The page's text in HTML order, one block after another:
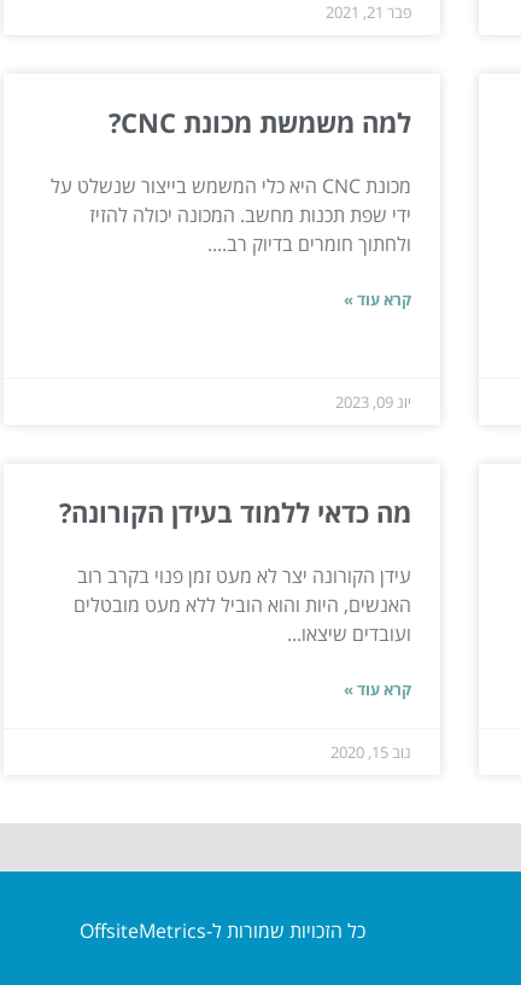
פבר 21, 2021
למה משמשת מכונת CNC?
מכונת CNC היא כלי המשמש בייצור שנשלט על
ידי שפת תכנות מחשב. המכונה יכולה להזיז
ולחתוך חומרים בדיוק רב....
קרא עוד »
יונ 09, 2023
מה כדאי ללמוד בעידן הקורונה?
עידן הקורונה יצר לא מעט זמן פנוי בקרב רוב
האנשים, היות והוא הוביל ללא מעט מובטלים
ועובדים שיצאו...
קרא עוד »
נוב 15, 2020
כל הזכויות שמורות ל-OffsiteMetrics